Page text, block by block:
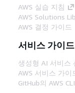
AWS 실습 지침
AWS Solutions
AWS 결정 가이드
서비스 가이드
생성형 AI 서비스
AWS 서비스 가이
GitHub의 AWS